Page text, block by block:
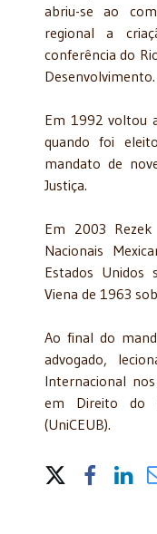
abriu-se ao
regional a
conferência do
Desenvolvimento.
Em 1992 voltou
quando foi
mandato de
Justiça.
Em 2003
Nacionais
Estados Unidos
Viena de 1963
Ao final do
advogado,
Internacional
em Direito do
(UniCEUB).
Share on